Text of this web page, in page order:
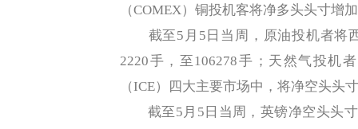
（COMEX）铜投机客将净多头头寸增
截至5月5日当周，原油投机者将
2220手，至106278手；天然气投机
（ICE）四大主要市场中，将净空头头
截至5月5日当周，英镑净空头头寸